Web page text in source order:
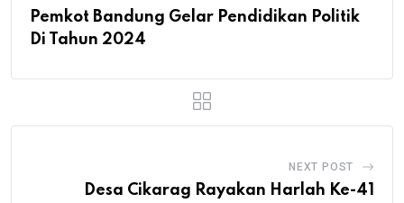
Pemkot Bandung Gelar Pendidikan Politik
Di Tahun 2024
NEXT POST
Desa Cikarag Rayakan Harlah Ke-41